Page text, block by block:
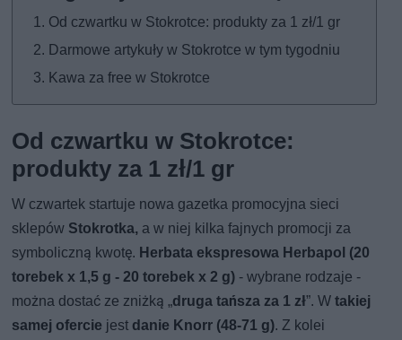
Od czwartku w Stokrotce: produkty za 1 zł/1 gr
Darmowe artykuły w Stokrotce w tym tygodniu
Kawa za free w Stokrotce
Od czwartku w Stokrotce:
produkty za 1 zł/1 gr
W czwartek startuje nowa gazetka promocyjna sieci
sklepów Stokrotka, a w niej kilka fajnych promocji za
symboliczną kwotę. Herbata ekspresowa Herbapol (20
torebek x 1,5 g - 20 torebek x 2 g) - wybrane rodzaje -
można dostać ze zniżką „druga tańsza za 1 zł”. Wtakiej
samej ofercie jest danie Knorr (48-71 g). Z kolei